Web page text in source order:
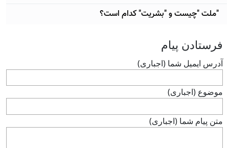
"ملت "چيست و "بشريت" کدام است؟
فرستادن پيام
آدرس ايميل شما (اجباری)
موضوع (اجباری)
متن پيام شما (اجباری)